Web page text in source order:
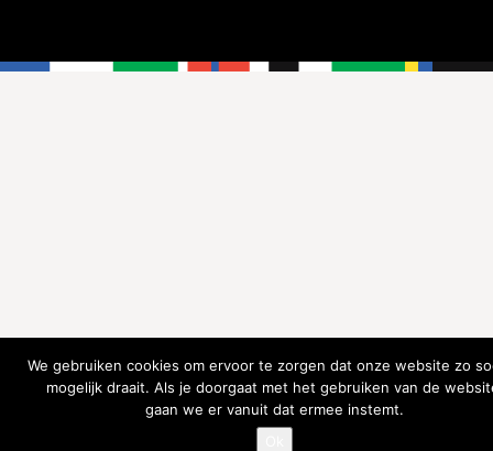
We gebruiken cookies om ervoor te zorgen dat onze website zo
mogelijk draait. Als je doorgaat met het gebruiken van de
gaan we er vanuit dat ermee instemt.